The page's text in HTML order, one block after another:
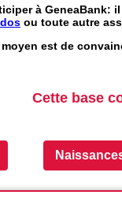
à GeneaBank:
ou toute autre
est de
Cette base